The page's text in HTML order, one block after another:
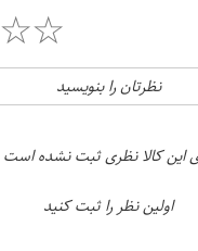
☆
☆
21
1
نظرتان را بنویسید
این کالا نظری ثبت نشده است
اولین نظر را ثبت کنید